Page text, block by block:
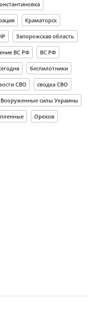
Краматорск
Запорожская область
ВС РФ ВС РФ
беспилотники
СВО сводка СВО
Вооруженные силы Украины
Орехов